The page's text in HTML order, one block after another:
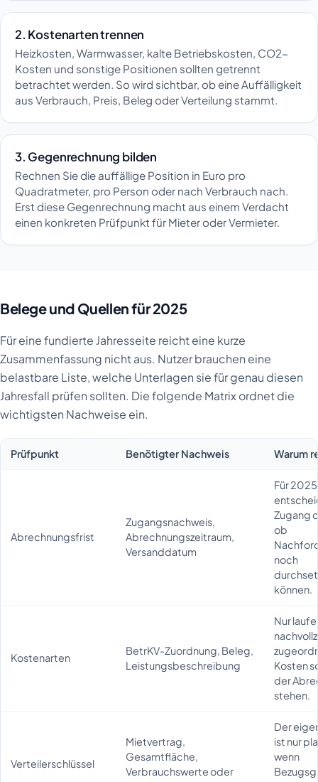
2. Kostenarten trennen
Heizkosten, Warmwasser, kalte Betriebskosten, CO2-
Kosten und sonstige Positionen sollten getrennt
betrachtet werden. So wird sichtbar, ob eine Auffälligkeit
aus Verbrauch, Preis, Beleg oder Verteilung stammt.
3. Gegenrechnung bilden
Rechnen Sie die auffällige Position in Euro pro
Quadratmeter, pro Person oder nach Verbrauch nach.
Erst diese Gegenrechnung macht aus einem Verdacht
einen konkreten Prüfpunkt für Mieter oder Vermieter.
Belege und Quellen für 2025
Für eine fundierte Jahresseite reicht eine kurze
Zusammenfassung nicht aus. Nutzer brauchen eine
belastbare Liste, welche Unterlagen sie für genau diesen
Jahresfall prüfen sollten. Die folgende Matrix ordnet die
wichtigsten Nachweise ein.
Prüfpunkt Benötigter Nachweis Warum
Abrechnungsfrist
Zugangsnachweis,
Abrechnungszeitraum,
Versanddatum
Für 2025
Zugang
ob
noch
können.
Kostenarten
BetrKV-Zuordnung, Beleg,
Leistungsbeschreibung
Nur
Kosten
der
stehen.
Verteilerschlüssel
Mietvertrag,
Gesamtfläche,
Verbrauchswerte oder
Der
ist nur
wenn